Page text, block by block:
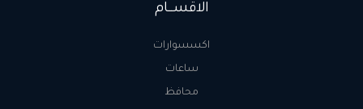
الاقســـام
اكسسوارات
ساعات
محافظ